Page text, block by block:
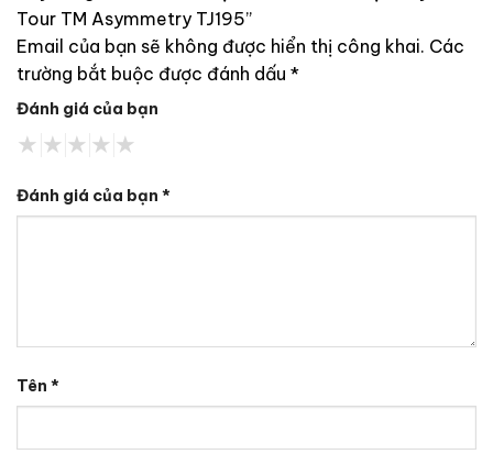
Tour TM Asymmetry TJ195”
Email của bạn sẽ không được hiển thị công khai. Các
trường bắt buộc được đánh dấu *
Đánh giá của bạn
Đánh giá của bạn *
Tên *